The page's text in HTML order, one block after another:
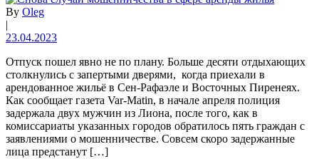
By Oleg
|
23.04.2023
Отпуск пошел явно не по плану. Больше десяти отдыхающих
столкнулись с запертыми дверями, когда приехали в
арендованное жильё в Сен-Рафаэле и Восточных Пиренеях.
Как сообщает газета Var-Matin, в начале апреля полиция
задержала двух мужчин из Лиона, после того, как в
комиссариаты указанных городов обратилось пять граждан с
заявлениями о мошенничестве. Совсем скоро задержанные
лица предстанут […]